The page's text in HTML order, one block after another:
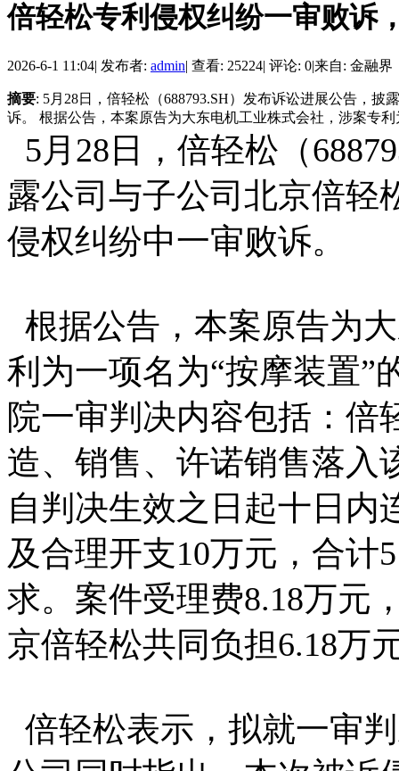
倍轻松专利侵权纠纷一审败诉
2026-6-1 11:04| 发布者: admin| 查看: 25224| 评论: 0|来自: 金融界
摘要: 5月28日，倍轻松（688793.SH）发布诉讼进展公告，
诉。 根据公告，本案原告为大东电机工业株式会社，涉案专
5月28日，倍轻松（
露公司与子公司北京倍轻
侵权纠纷中一审败诉。
根据公告，本案原告为
利为一项名为“按摩装置”
院一审判决内容包括：倍
造、销售、许诺销售落入
自判决生效之日起十日内
及合理开支10万元，合计
求。案件受理费8.18万元
京倍轻松共同负担6.18万
倍轻松表示，拟就一审